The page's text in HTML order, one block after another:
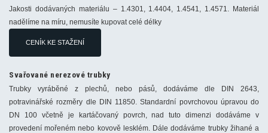
Jakosti dodávaných materiálu – 1.4301, 1.4404, 1.4541, 1.4571. Materiál
nadělíme na míru, nemusíte kupovat celé délky
CENÍK KE STAŽENÍ
Svařované nerezové trubky
Trubky vyráběné z plechů, nebo pásů, dodáváme dle DIN 2643,
potravinářské rozměry dle DIN 11850. Standardní povrchovou úpravou do
DN 100 včetně je kartáčovaný povrch, nad tuto dimenzi dodáváme v
provedení mořeném nebo kovově lesklém. Dále dodáváme trubky žihané a